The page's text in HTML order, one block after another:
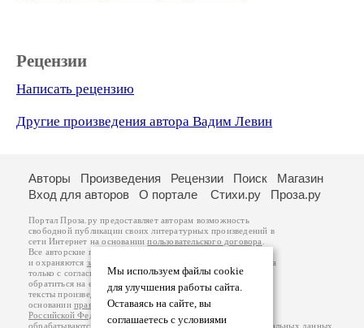
Рецензии
Написать рецензию
Другие произведения автора Вадим Левин
Мы используем файлы cookie
для улучшения работы сайта.
Оставаясь на сайте, вы
соглашаетесь с условиями
Авторы Произведения Рецензии Поиск
Магазин
Вход для авторов
О портале Стихи.ру Проза.ру
Портал Проза.ру предоставляет авторам возможность
свободной публикации своих литературных произведений в
сети Интернет на основаниипользовательского договора
Все авторские права на произведения принадлежат авторам
и охраняются законом
. Перепечатка произведений возможна
только с согласия его автора, к которому вы можете
обратиться на его авторской странице. Ответственность за
тексты произведений авторы несут самостоятельно на
основанииправил публикацииизаконодательства
Российской Федерации
обрабатываются на основанииПолитики обработки персональных данных